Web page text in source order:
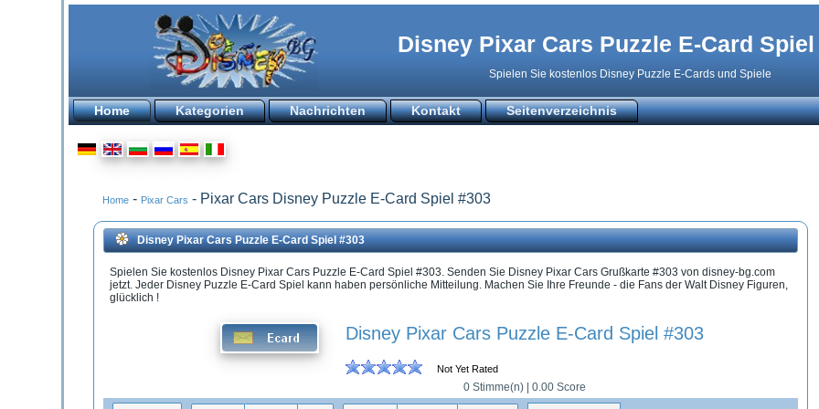
Disney Pixar Cars Puzzle E-Card Spiel
Spielen Sie kostenlos Disney Puzzle E-Cards und Spiele
Home Kategorien Nachrichten Kontakt Seitenverzeichnis
Home - Pixar Cars - Pixar Cars Disney Puzzle E-Card Spiel #303
Disney Pixar Cars Puzzle E-Card Spiel #303
Spielen Sie kostenlos Disney Pixar Cars Puzzle E-Card Spiel #303. Senden Sie Disney Pixar Cars Grußkarte #303 von disney-bg.com
jetzt. Jeder Disney Puzzle E-Card Spiel kann haben persönliche Mitteilung. Machen Sie Ihre Freunde - die Fans der Walt Disney Figuren,
glücklich !
Disney Pixar Cars Puzzle E-Card Spiel #303
Not Yet Rated
0 Stimme(n) |0.00 Score